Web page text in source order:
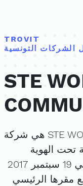
TROVIT
الشركات التونسية
STE
STE WORLD WIDE COMMUNICATIONS هي شركة
تحت الهوية
. تم تأسيسها في 19 سبتمبر 2017
مقرها الرئيسي